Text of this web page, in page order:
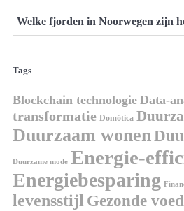
Welke fjorden in Noorwegen zijn
Tags
Blockchain technologie Data-
transformatie Domótica
Duurzaam wonen
Duurzame mode Energie-
Energiebesparing
levensstijl Gezonde